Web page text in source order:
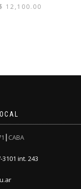
$ 12,100.00
3101 int. 243